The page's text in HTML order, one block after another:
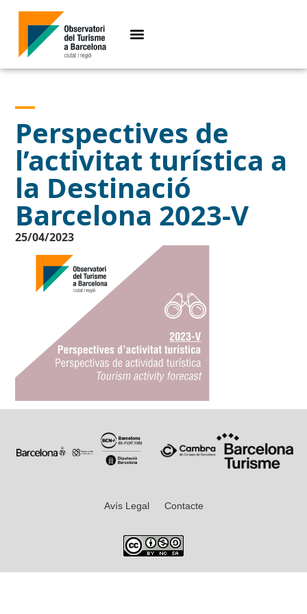
Perspectives de
l’activitat turística a
la Destinació
Barcelona 2023-V
25/04/2023
Avís Legal Contacte